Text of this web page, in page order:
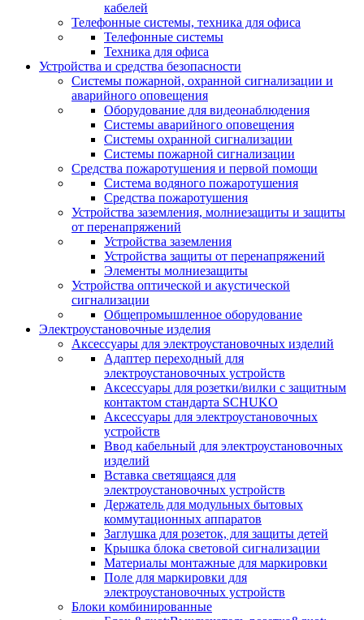
кабелей
Телефонные системы, техника для офиса
Телефонные системы
Техника для офиса
Устройства и средства безопасности
Системы пожарной, охранной сигнализации и
аварийного оповещения
Оборудование для видеонаблюдения
Системы аварийного оповещения
Системы охранной сигнализации
Системы пожарной сигнализации
Средства пожаротушения и первой помощи
Система водяного пожаротушения
Средства пожаротушения
Устройства заземления, молниезащиты и защиты
от перенапряжений
Устройства заземления
Устройства защиты от перенапряжений
Элементы молниезащиты
Устройства оптической и акустической
сигнализации
Общепромышленное оборудование
Электроустановочные изделия
Аксессуары для электроустановочных изделий
Адаптер переходный для
электроустановочных устройств
Аксессуары для розетки/вилки с защитным
контактом стандарта SCHUKO
Аксессуары для электроустановочных
устройств
Ввод кабельный для электроустановочных
изделий
Вставка светящаяся для
электроустановочных устройств
Держатель для модульных бытовых
коммутационных аппаратов
Заглушка для розеток, для защиты детей
Крышка блока световой сигнализации
Материалы монтажные для маркировки
Поле для маркировки для
электроустановочных устройств
Блоки комбинированные